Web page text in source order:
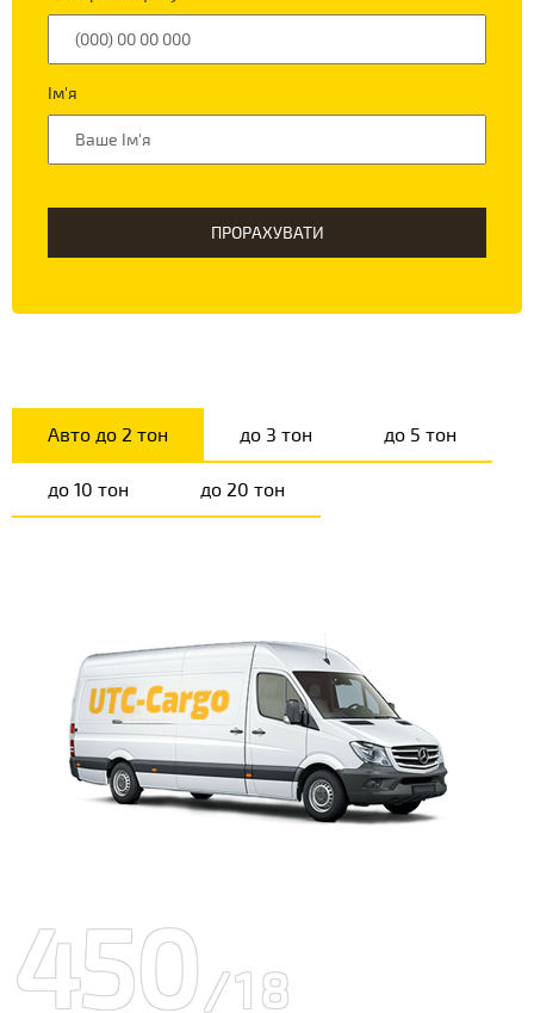
Ім'я
ПРОРАХУВАТИ
Авто до 2 тон до 3 тон до 5 тон
до 10 тон до 20 тон
450/18